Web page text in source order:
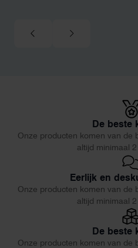
De beste
Onze producten komen van de
altijd minimaal
Eerlijk en
Onze producten komen van de
altijd minimaal
De beste
Onze producten komen van de